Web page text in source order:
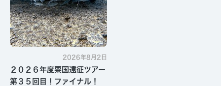
2026年8月2日
２０２６年度粟国遠征ツアー
第３５回目！ファイナル！